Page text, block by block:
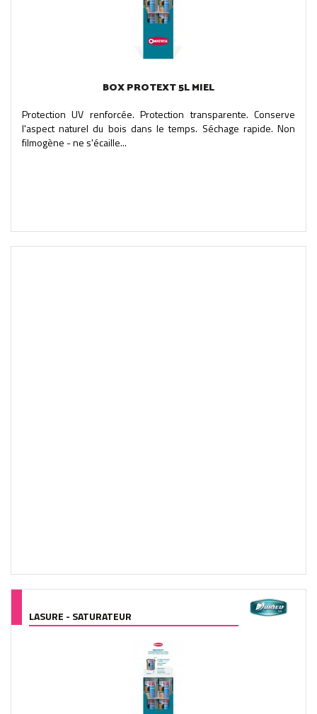
BOX PROTEXT 5L MIEL
Protection UV renforcée. Protection transparente. Conserve
l'aspect naturel du bois dans le temps. Séchage rapide. Non
filmogène - ne s'écaille...
LASURE - SATURATEUR